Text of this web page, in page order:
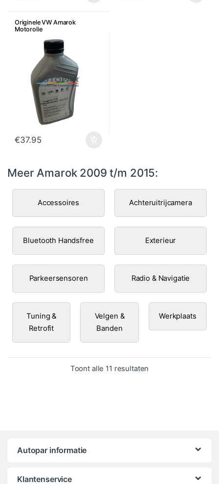
Originele VW Amarok
Motorolie
€37.95
Meer Amarok 2009 t/m 2015:
Accessoires Achteruitrijcamera
Bluetooth Handsfree Exterieur
Parkeersensoren Radio & Navigatie
Tuning &
Retrofit
Velgen &
Banden
Werkplaats
Toont alle 11 resultaten
Autopar informatie
Klantenservice